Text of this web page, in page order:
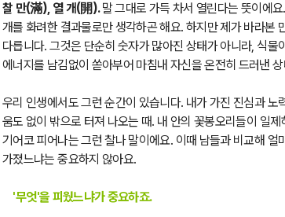
찰 만(滿), 열 개(開).말 그대로 가득 차서 열린다는 뜻이에
개를 화려한 결과물로만 생각하곤 해요. 하지만 제가 바라본
다릅니다. 그것은 단순히 숫자가 많아진 상태가 아니라, 식물
에너지를 남김없이 쏟아부어 마침내 자신을 온전히 드러낸
우리 인생에서도 그런 순간이 있습니다. 내가 가진 진심과 노
움도 없이 밖으로 터져 나오는 때. 내 안의 꽃봉오리들이 일제
기어코 피어나는 그런 찰나 말이에요. 이때 남들과 비교해 얼
가졌느냐는 중요하지 않아요.
'무엇'을 피웠느냐가 중요하죠.